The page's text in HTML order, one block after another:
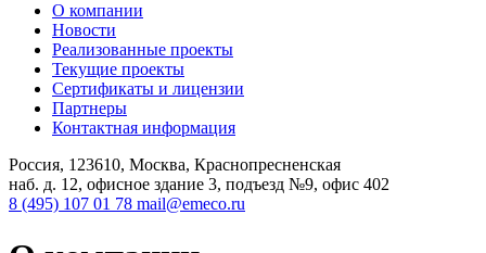
О компании
Новости
Реализованные проекты
Текущие проекты
Сертификаты и лицензии
Партнеры
Контактная информация
Россия, 123610, Москва, Краснопресненская
наб. д. 12, офисное здание 3, подъезд №9, офис 402
8 (495) 107 01 78 mail@emeco.ru